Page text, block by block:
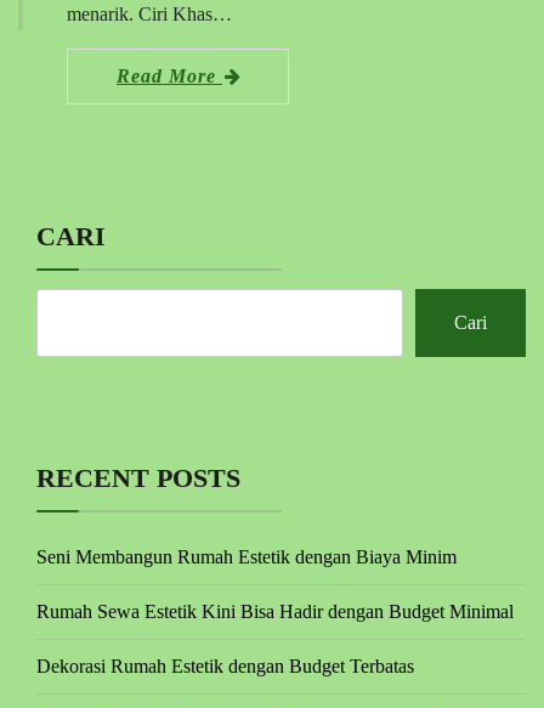
menarik. Ciri Khas…
Read More
CARI
Cari
RECENT POSTS
Seni Membangun Rumah Estetik dengan Biaya Minim
Rumah Sewa Estetik Kini Bisa Hadir dengan Budget Minimal
Dekorasi Rumah Estetik dengan Budget Terbatas